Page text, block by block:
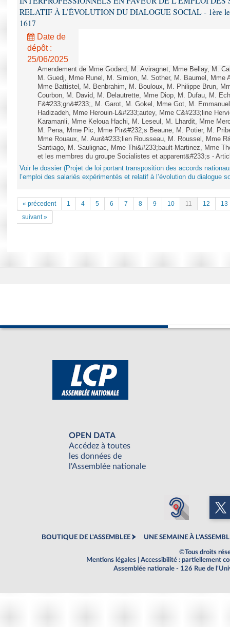
RELATIF À L’ÉVOLUTION DU DIALOGUE SOCIAL - 1ère
1617
Date de
dépôt :
25/06/2025
Amendement de Mme Godard, M. Aviragnet, Mme Bellay, M.
M. Guedj, Mme Runel, M. Simion, M. Sother, M. Baumel, Mme
Mme Battistel, M. Benbrahim, M. Bouloux, M. Philippe Brun,
Courbon, M. David, M. Delautrette, Mme Diop, M. Dufau, M.
F&#233;gn&#233;, M. Garot, M. Gokel, Mme Got, M.
Hadizadeh, Mme Herouin-L&#233;autey, Mme C&#233;line
Karamanli, Mme Keloua Hachi, M. Leseul, M. Lhardit, Mme
M. Pena, Mme Pic, Mme Pir&#232;s Beaune, M. Potier, M.
Mme Rouaux, M. Aur&#233;lien Rousseau, M. Roussel, Mme
Santiago, M. Saulignac, Mme Thi&#233;bault-Martinez, Mme
et les membres du groupe Socialistes et apparent&#233;s -
Voir le dossier (Projet de loi portant transposition des accords
l’emploi des salariés expérimentés et relatif à l’évolution du dialogue
« précedent 1 4 5 6 7 8 9 10 11 12
13
suivant »
OPEN DATA
Accédez à toutes
les données de
l'Assemblée nationale
BOUTIQUE DE L'ASSEMBLEE UNE SEMAINE À
©Tous droits
Mentions légales
Accessibilité : partiellement
Assemblée nationale - 126 Rue de